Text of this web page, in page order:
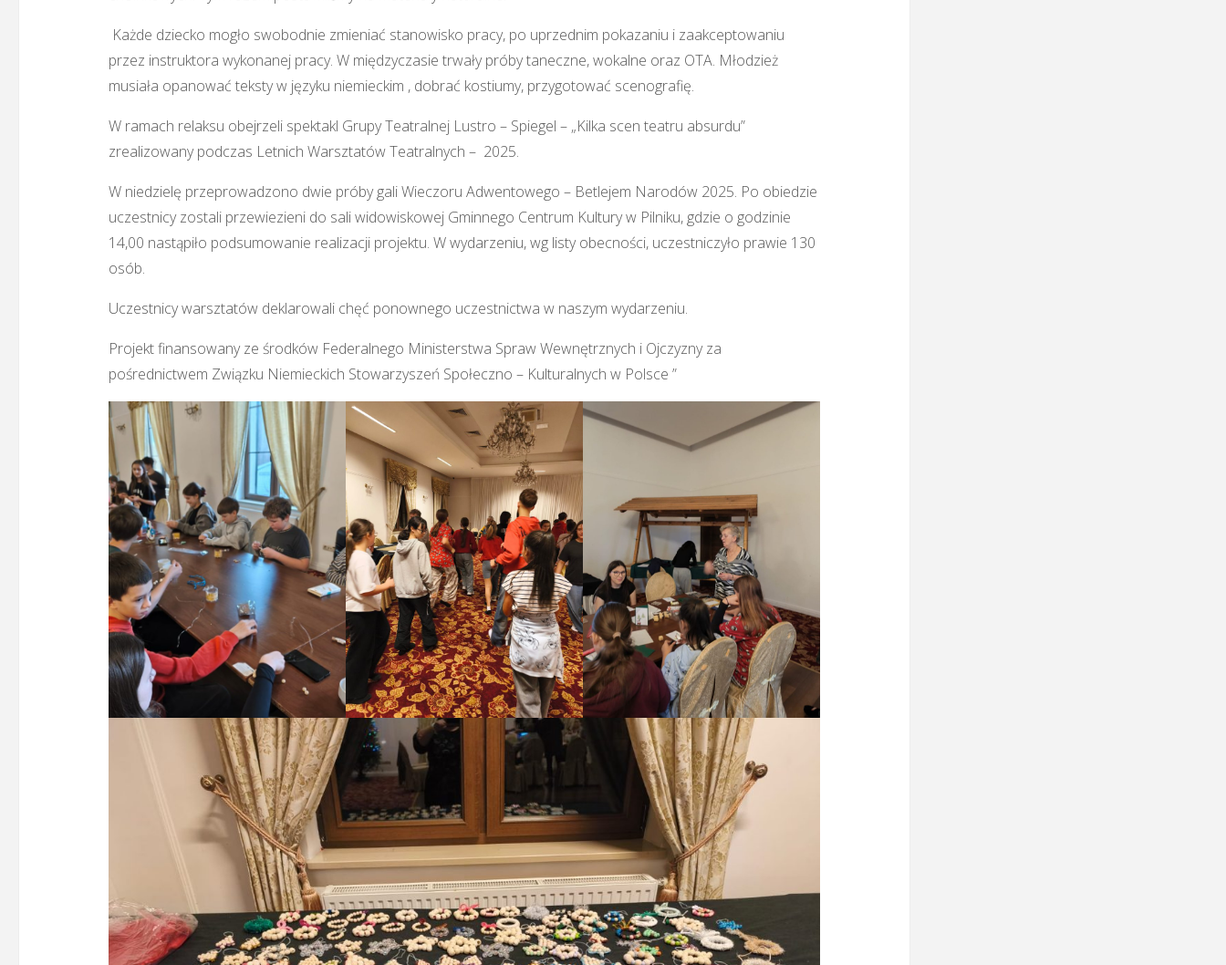
Każde dziecko mogło swobodnie zmieniać stanowisko pracy, po uprzednim pokazaniu i zaakceptowaniu
przez instruktora wykonanej pracy. W międzyczasie trwały próby taneczne, wokalne oraz OTA. Młodzież
musiała opanować teksty w języku niemieckim , dobrać kostiumy, przygotować scenografię.
W ramach relaksu obejrzeli spektakl Grupy Teatralnej Lustro – Spiegel – „Kilka scen teatru absurdu”
zrealizowany podczas Letnich Warsztatów Teatralnych – 2025.
W niedzielę przeprowadzono dwie próby gali Wieczoru Adwentowego – Betlejem Narodów 2025. Po obiedzie
uczestnicy zostali przewiezieni do sali widowiskowej Gminnego Centrum Kultury w Pilniku, gdzie o godzinie
14,00 nastąpiło podsumowanie realizacji projektu. W wydarzeniu, wg listy obecności, uczestniczyło prawie 130
osób.
Uczestnicy warsztatów deklarowali chęć ponownego uczestnictwa w naszym wydarzeniu.
Projekt finansowany ze środków Federalnego Ministerstwa Spraw Wewnętrznych i Ojczyzny za
pośrednictwem Związku Niemieckich Stowarzyszeń Społeczno – Kulturalnych w Polsce ”